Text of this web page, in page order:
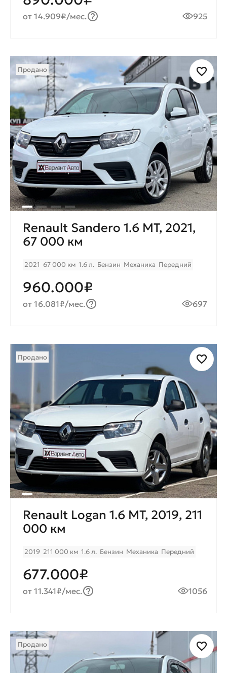
от 14.909₽/мес. 925
Продано
Renault Sandero 1.6 MT, 2021,
67 000 км
2021 67 000 км 1.6 л. Бензин Механика Передний
960.000₽
от 16.081₽/мес. 697
Продано
Renault Logan 1.6 MT, 2019, 211
000 км
2019 211 000 км 1.6 л. Бензин Механика Передний
677.000₽
от 11.341₽/мес. 1056
Продано